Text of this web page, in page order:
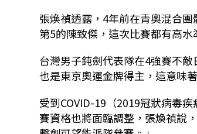
張煥禎透露，4年前在青奧混合
第5的陳致傑，這次比賽都有高
台灣男子鈍劍代表隊在4強賽不
也是東京奧運金牌得主，這意味
受到COVID-19（2019冠狀病毒
賽資格也將面臨調整，張煥禎說